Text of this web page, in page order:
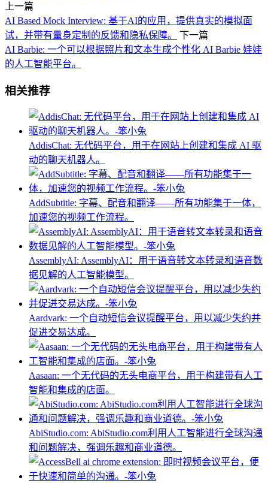
上一篇
AI Based Mock Interview: 基于AI的应用，提供真实的模拟面
试，并带有量身定制的反馈和隐私保障。
下一篇
AI Barbie: 一个可以根据照片和文本生成个性化 AI Barbie 娃娃
的人工智能平台。
相关推荐
AddisChat: 无代码平台，用于在网站上创建和集成 AI 驱
动的聊天机器人。
AddSubtitle: 字幕、配音和翻译——所有功能集于一体，
加速您的视频工作流程。
AssemblyAI: AssemblyAI：用于语音转文本转录和语音数
据见解的人工智能模型。
Aardvark: 一个自动短信会议提醒平台，用以减少失约并
促进交易达成。
Aasaan: 一个无代码的无头电商平台，用于构建带有人工
智能和集成的店面。
AbiStudio.com: AbiStudio.com利用人工智能进行全球沟通
和问题解决，强调乐趣和商业道德。